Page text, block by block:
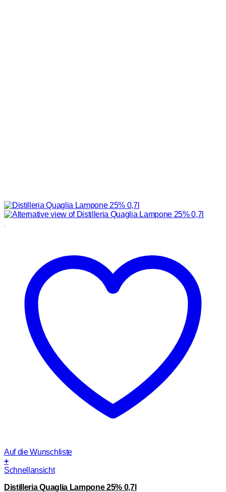
Auf die Wunschliste
+
Schnellansicht
Distilleria Quaglia Lampone 25% 0,7l